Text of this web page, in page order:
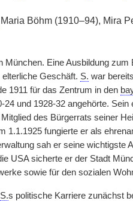
Böhm (1910–94), Mira
München. Eine Ausbildung
Geschäft. S. war
1911 für das Zentrum in den
24 und 1928-32 angehörte.
des Bürgerrats seiner
1.1.1925 fungierte er als
sah er seine wichtigste
USA sicherte er der Stadt
sowie für den sozialen
S.s politische Karriere zunächst